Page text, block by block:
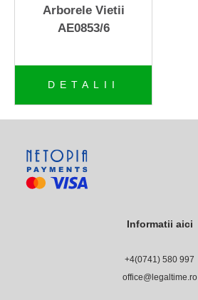
icoane din sticla
CRUCIFIXE ITALIA
+Crystalite Bohemia
+Crystal Bohemia
MURANO ITALY
Borseta piele Green Deed
Arborele Vietii
AE0853/6
DETALII
Informatii aici
+4(0741) 580 997‬
office@legaltime.ro